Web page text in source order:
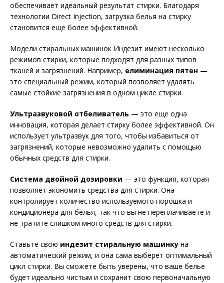
обеспечивает идеальный результат стирки. Благодаря
технологии Direct Injection, загрузка белья на стирку
становится еще более эффективной.
Модели стиральных машинок Индезит имеют несколько
режимов стирки, которые подходят для разных типов
тканей и загрязнений. Например, елиминация пятен —
это специальный режим, который позволяет удалять
самые стойкие загрязнения в одном цикле стирки.
Ультразвуковой отбеливатель — это еще одна
инновация, которая делает стирку более эффективной. Он
использует ультразвук для того, чтобы избавиться от
загрязнений, которые невозможно удалить с помощью
обычных средств для стирки.
Система двойной дозировки — это функция, которая
позволяет экономить средства для стирки. Она
контролирует количество используемого порошка и
кондиционера для белья, так что вы не переплачиваете и
не тратите слишком много средств для стирки.
Ставьте свою индезит стиральную машинку на
автоматический режим, и она сама выберет оптимальный
цикл стирки. Вы сможете быть уверены, что ваше белье
будет идеально чистым и сохранит свою первоначальную